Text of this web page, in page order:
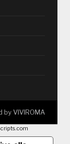
byVIVIROMA